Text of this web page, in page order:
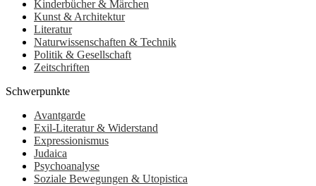
Kinderbücher & Märchen
Kunst & Architektur
Literatur
Naturwissenschaften & Technik
Politik & Gesellschaft
Zeitschriften
Schwerpunkte
Avantgarde
Exil-Literatur & Widerstand
Expressionismus
Judaica
Psychoanalyse
Soziale Bewegungen & Utopistica